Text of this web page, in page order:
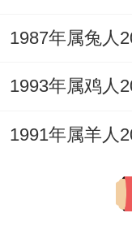
据九宫飞星布
摆件
不同年份属猪
1971年辛亥猪
「火炼真金」